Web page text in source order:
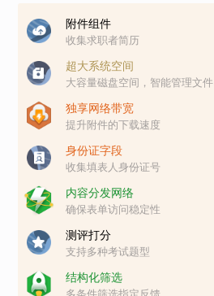
附件组件
收集求职者简历
超大系统空间
大容量磁盘空间，智能管理文件
独享网络带宽
提升附件的下载速度
身份证字段
收集填表人身份证号
内容分发网络
确保表单访问稳定性
测评打分
支持多种考试题型
结构化筛选